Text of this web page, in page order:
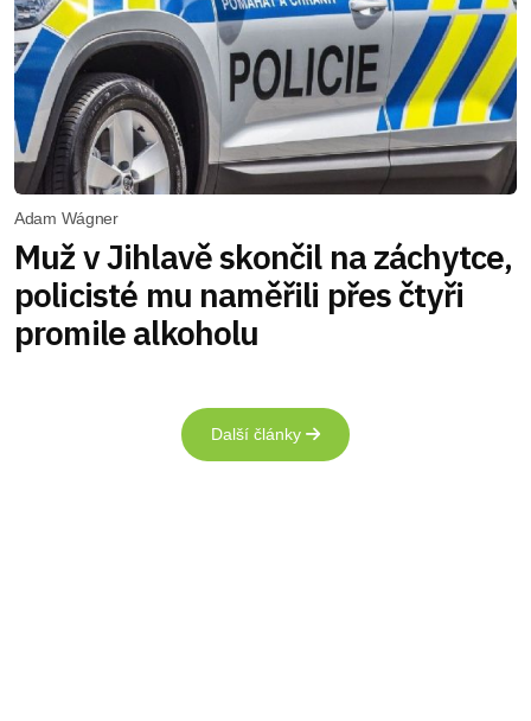
Adam Wágner
Muž v Jihlavě skončil na záchytce,
policisté mu naměřili přes čtyři
promile alkoholu
Další články